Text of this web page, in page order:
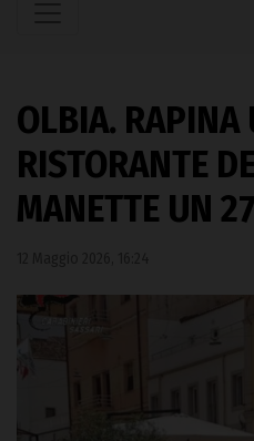
OLBIA. RAPINA
RISTORANTE
MANETTE UN